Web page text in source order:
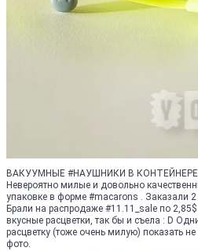
ВАКУУМНЫЕ #НАУШНИКИ В
Невероятно милые и довольно
упаковке в форме #macarons . Заказали
Брали на распродаже #11.11_sale по
вкусные расцветки, так бы и съела : D
расцветку (тоже очень милую) показать
фото.